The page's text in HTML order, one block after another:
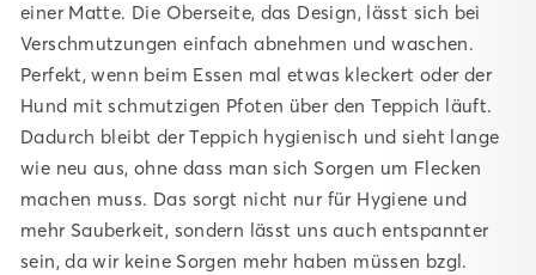
einer Matte. Die Oberseite, das Design, lässt sich bei
Verschmutzungen einfach abnehmen und waschen.
Perfekt, wenn beim Essen mal etwas kleckert oder der
Hund mit schmutzigen Pfoten über den Teppich läuft.
Dadurch bleibt der Teppich hygienisch und sieht lange
wie neu aus, ohne dass man sich Sorgen um Flecken
machen muss. Das sorgt nicht nur für Hygiene und
mehr Sauberkeit, sondern lässt uns auch entspannter
sein, da wir keine Sorgen mehr haben müssen bzgl.